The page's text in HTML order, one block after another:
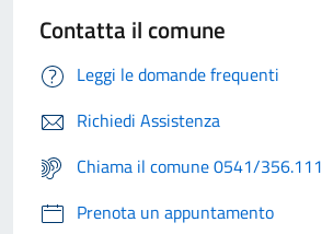
Contatta il comune
Leggi le domande frequenti
Richiedi Assistenza
Chiama il comune 0541/356.111
Prenota un appuntamento